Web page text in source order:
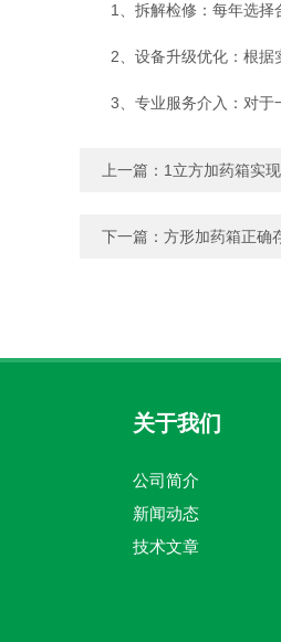
1、拆解检修：每年选择合
2、设备升级优化：根据实
3、专业服务介入：对于一
上一篇： 1立方加药箱实
下一篇： 方形加药箱正确
关于我们
公司简介
新闻动态
技术文章